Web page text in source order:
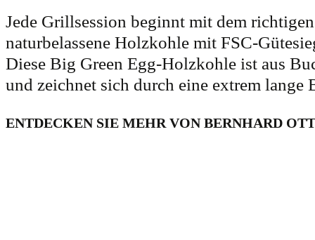
Jede Grillsession beginnt mit dem
naturbelassene Holzkohle mit FSC-
Diese Big Green Egg-Holzkohle ist aus
und zeichnet sich durch eine extrem lange
ENTDECKEN SIE MEHR VON BERNHARD OTT